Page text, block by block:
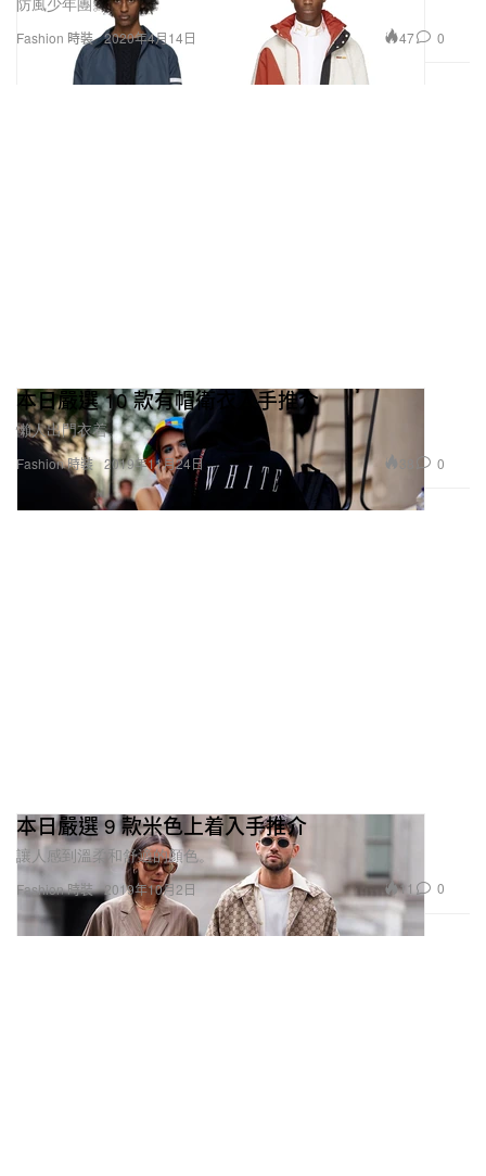
Fashion 時裝 2020年4月14日 47 0
Fashion 時裝
本日嚴選 10 款有帽衛衣入手推介
懶人出門衣着。
2019年11月24日 0
Fashion 時裝
本日嚴選 9 款米色上着入手推介
讓人感到溫柔和舒適的顏色。
2019年10月2日 11 0